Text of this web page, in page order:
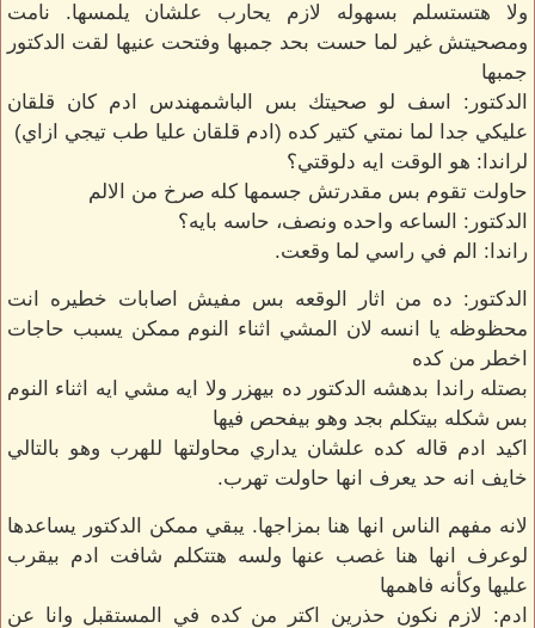
ولا هتستسلم بسهوله لازم يحارب علشان يلمسها. نامت
ومصحيتش غير لما حست بحد جمبها وفتحت عنيها لقت الدكتور
جمبها
الدكتور: اسف لو صحيتك بس الباشمهندس ادم كان قلقان
عليكي جدا لما نمتي كتير كده (ادم قلقان عليا طب تيجي ازاي)
لراندا: هو الوقت ايه دلوقتي؟
حاولت تقوم بس مقدرتش جسمها كله صرخ من الالم
الدكتور: الساعه واحده ونصف، حاسه بايه؟
راندا: الم في راسي لما وقعت.
الدكتور: ده من اثار الوقعه بس مفيش اصابات خطيره انت
محظوظه يا انسه لان المشي اثناء النوم ممكن يسبب حاجات
اخطر من كده
بصتله راندا بدهشه الدكتور ده بيهزر ولا ايه مشي ايه اثناء النوم
بس شكله بيتكلم بجد وهو بيفحص فيها
اكيد ادم قاله كده علشان يداري محاولتها للهرب وهو بالتالي
خايف انه حد يعرف انها حاولت تهرب.
لانه مفهم الناس انها هنا بمزاجها. يبقي ممكن الدكتور يساعدها
لوعرف انها هنا غصب عنها ولسه هتتكلم شافت ادم بيقرب
عليها وكأنه فاهمها
ادم: لازم نكون حذرين اكتر من كده في المستقبل وانا عن